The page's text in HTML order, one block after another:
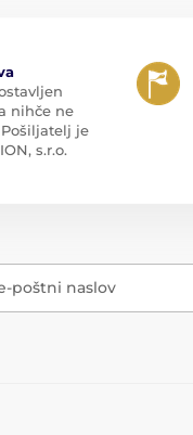
nihče ne
je
s.r.o.
poštni naslov